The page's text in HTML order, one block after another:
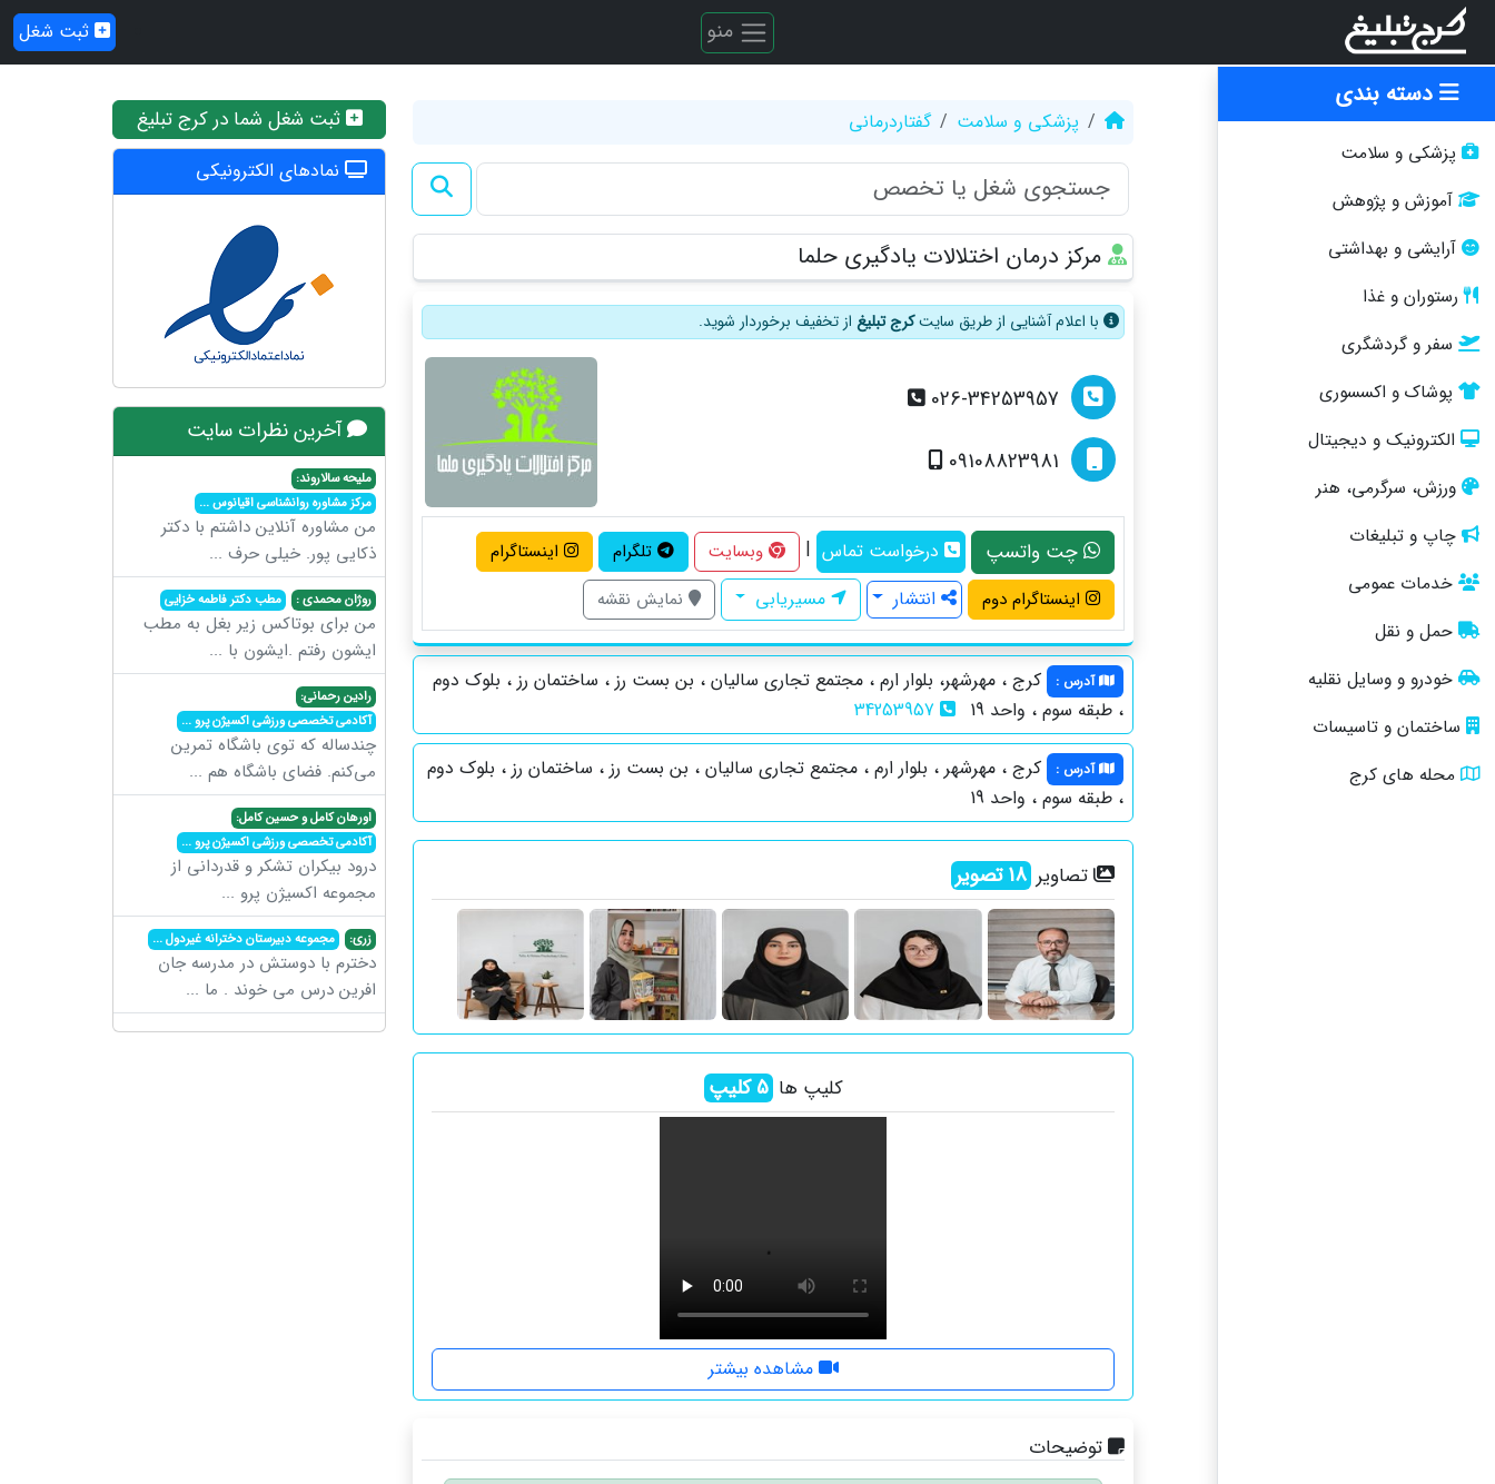
منو ثبت شغل
دسته بندی
پزشکی و سلامت
آموزش و پژوهش
آرایشی و بهداشتی
رستوران و غذا
سفر و گردشگری
پوشاک و اکسسوری
الکترونیک و دیجیتال
ورزش، سرگرمی، هنر
چاپ و تبلیغات
خدمات عمومی
حمل و نقل
خودرو و وسایل نقلیه
ساختمان و تاسیسات
محله های کرج
پزشکی و سلامت گفتاردرمانی
مرکز درمان اختلالات یادگیری حلما
با اعلام آشنایی از طریق سایتکرج تبلیغ از تخفیف برخوردار شوید.
026-34253957
09108823981
چت واتسپ درخواست تماس | وبسایت تلگرام
اینستاگرام
اینستاگرام دوم
انتشار مسیریابی نمایش نقشه
آدرس :
کرج ، مهرشهر، بلوار ارم ، مجتمع تجاری سالیان ، بن بست رز ، ساختمان رز ، بلوک دوم
، طبقه سوم ، واحد 19
34253957
آدرس :
کرج ، مهرشهر ، بلوار ارم ، مجتمع تجاری سالیان ، بن بست رز ، ساختمان رز ، بلوک دوم
، طبقه سوم ، واحد 19
تصاویر 18تصویر
کلیپ ها5کلیپ
مشاهده بیشتر
توضیحات
ثبت شغل شما در کرج تبلیغ
نمادهای الکترونیکی
آخرین نظرات سایت
ملیحه سالاروند:
مرکز مشاوره روانشناسی اقیانوس...
من مشاوره آنلاین داشتم با دکتر
ذکایی پور. خیلی حرف ...
روژان محمدی : مطب دکتر فاطمه خزایی
من برای بوتاکس زیر بغل به مطب
ایشون رفتم .ایشون با ...
رادین رحمانی:
آکادمی تخصصی ورزشی اکسیژن پرو...
چندساله که توی باشگاه تمرین
می‌کنم. فضای باشگاه هم ...
اورهان کامل و حسین کامل:
آکادمی تخصصی ورزشی اکسیژن پرو...
درود بیکران تشکر و قدردانی از
مجموعه اکسیژن پرو ...
زری: مجموعه دبیرستان دخترانه غیردول...
دخترم با دوستش در مدرسه جان
افرین درس می خوند . ما ...